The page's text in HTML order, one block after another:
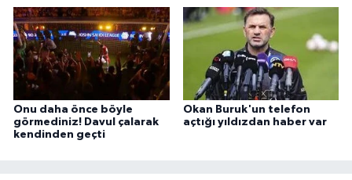
Onu daha önce böyle
görmediniz! Davul çalarak
kendinden geçti
Okan Buruk'un telefon
açtığı yıldızdan haber var